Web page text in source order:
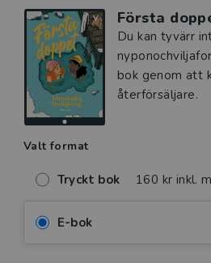
Första
Du kan tyvärr
bok genom att
återförsäljare.
Valt format
Tryckt bok 160 kr inkl.
E-bok